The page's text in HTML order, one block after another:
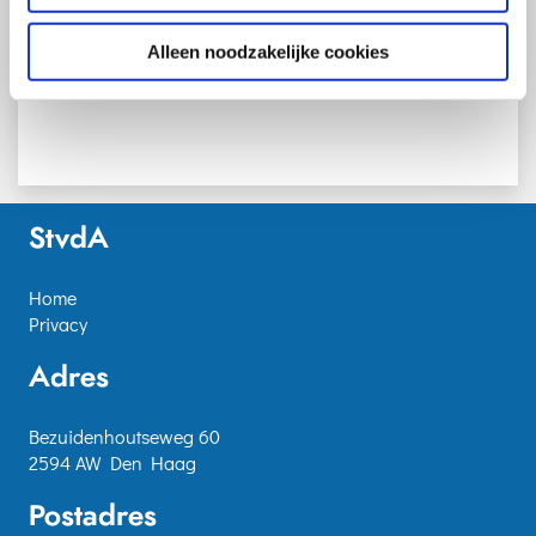
Alleen noodzakelijke cookies
Meer informatie over de Onafhankelijke Commissie
Toekomst Arbeidsongeschiktheidsstelsel (OCTAS)
StvdA
Home
Privacy
Adres
Bezuidenhoutseweg 60
2594 AW Den Haag
Postadres